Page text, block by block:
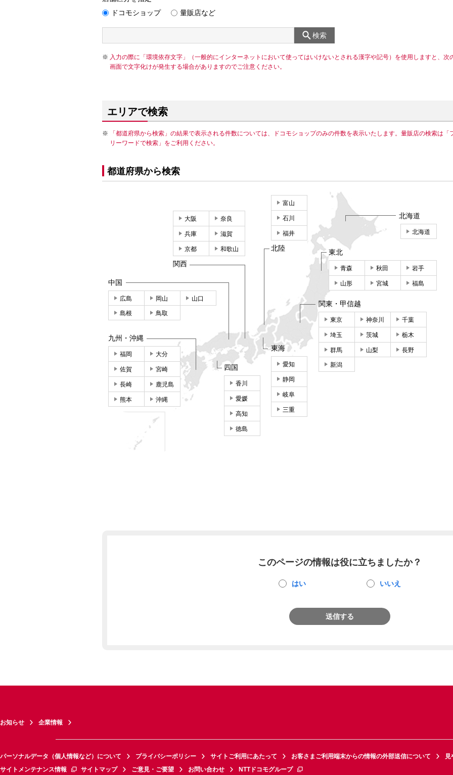
ドコモショップ
量販店など
検索
入力の際に「環境依存文字」（一般的にインターネットにおいて使ってはいけないとされる漢字や記号）を使用しますと、次
画面で文字化けが発生する場合がありますのでご注意ください。
エリアで検索
「都道府県から検索」の結果で表示される件数については、ドコモショップのみの件数を表示いたします。量販店の検索は「
リーワードで検索」をご利用ください。
都道府県から検索
北海道
北海道
東北
青森 秋田 岩手
山形 宮城 福島
関東・甲信越
東京 神奈川 千葉
埼玉 茨城 栃木
群馬 山梨 長野
新潟
東海
愛知
静岡
岐阜
三重
富山
石川
福井
北陸
大阪 奈良
兵庫 滋賀
京都 和歌山
関西
中国
広島 岡山 山口
島根 鳥取
四国
香川
愛媛
高知
徳島
九州・沖縄
福岡 大分
佐賀 宮崎
長崎 鹿児島
熊本 沖縄
このページの情報は役に立ちましたか？
はい いいえ
送信する
お知らせ 企業情報
パーソナルデータ（個人情報など）について プライバシーポリシー サイトご利用にあたって お客さまご利用端末からの情報の外部送信について
見
サイトメンテナンス情報
サイトマップ ご意見・ご要望 お問い合わせ NTTドコモグループ